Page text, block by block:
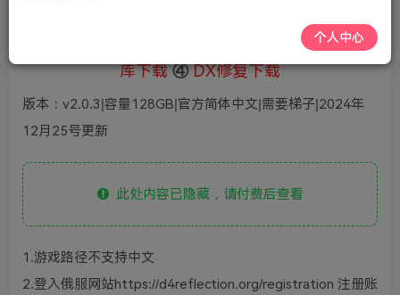
③ 游戏运行
库下载 ④ DX修复下载
版本：v2.0.3|容量128GB|官方简体中文|需要梯子|2024年
12月25号更新
此处内容已隐藏，请付费后查看
1.游戏路径不支持中文
2.登入俄服网站https://d4reflection.org/registration 注册账
个人中心